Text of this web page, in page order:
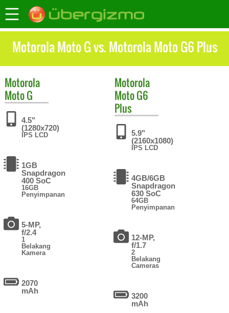
Motorola Moto G vs. Motorola Moto G6 Plus
Motorola
Moto G
4.5"
(1280x720)
IPS LCD
1GB
Snapdragon
400 SoC
16GB
Penyimpanan
5-MP,
f/2.4
1
Belakang
Kamera
2070
mAh
Motorola
Moto G6
Plus
5.9"
(2160x1080)
IPS LCD
4GB/6GB
Snapdragon
630 SoC
64GB
Penyimpanan
12-MP,
f/1.7
2
Belakang
Cameras
3200
mAh